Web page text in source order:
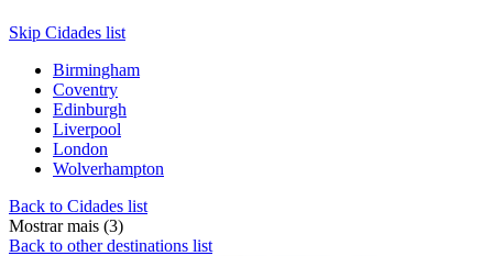
Skip Cidades list
Birmingham
Coventry
Edinburgh
Liverpool
London
Wolverhampton
Back to Cidades list
Mostrar mais (3)
Back to other destinations list